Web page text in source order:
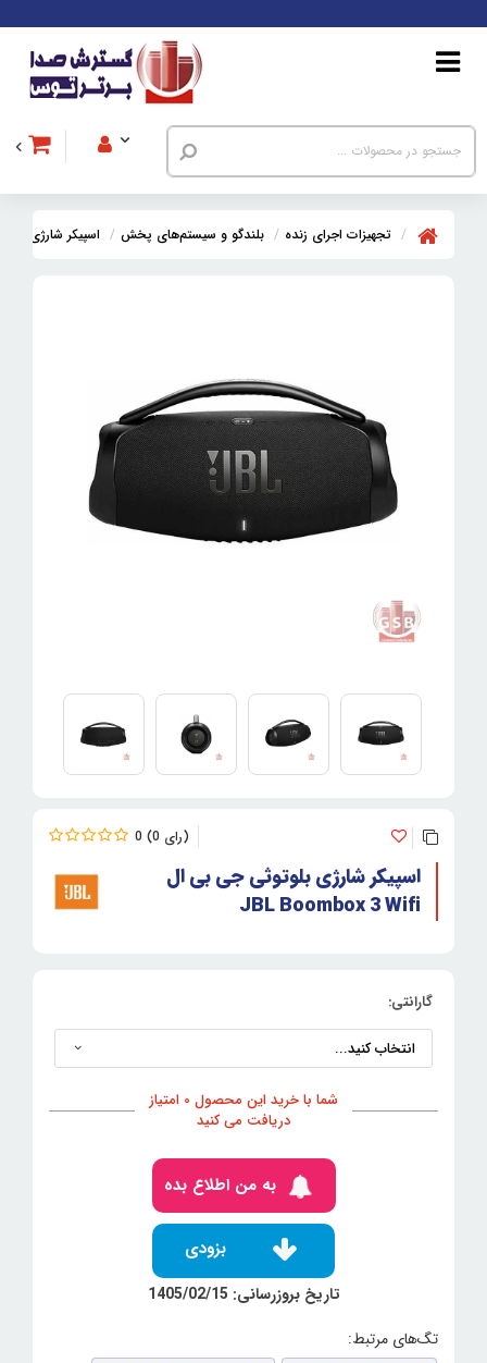
تجهیزات اجرای زنده بلندگو و سیستم‌های پخش اسپیکر شارژی
0 0
اسپیکر شارژی بلوتوثی جی بی ال
JBL Boombox 3 Wifi
گارانتی:
شما با خرید این محصول 0 امتیاز
دریافت می کنید
به من اطلاع بده
بزودی
تاریخ بروزرسانی: 1405/02/15